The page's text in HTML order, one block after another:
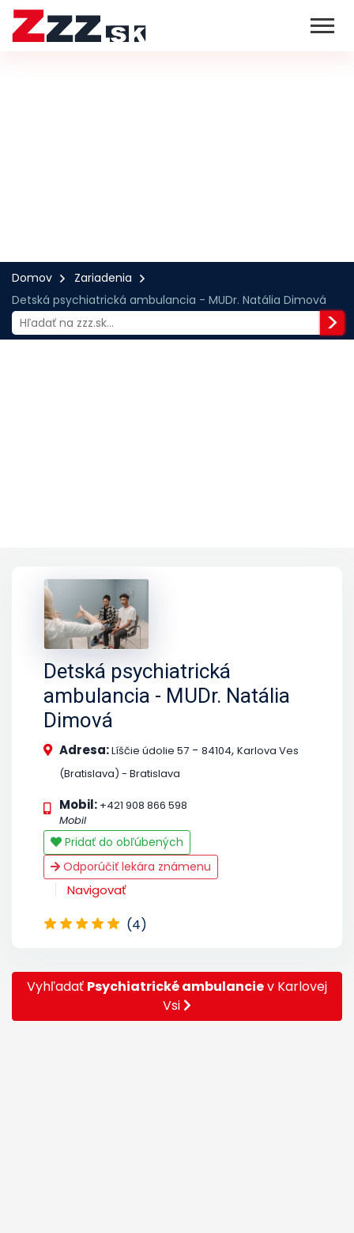
Domov
Zariadenia
Detská psychiatrická ambulancia - MUDr. Natália Dimová
Detská psychiatrická
ambulancia - MUDr. Natália
Dimová
Adresa:Líščie údolie 57 - 84104, Karlova Ves
(Bratislava) - Bratislava
Mobil: +421 908 866 598
Mobil
Pridať do obľúbených
Odporúčiť lekára známenu
Navigovať
(4)
Vyhľadať Psychiatrické ambulanciev Karlovej
Vsi